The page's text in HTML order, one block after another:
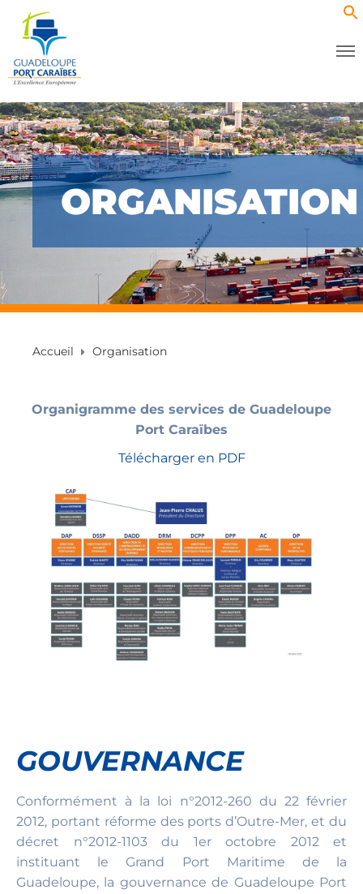
ORGANISATION
Accueil Organisation
Organigramme des services de Guadeloupe
Port Caraïbes
Télécharger en PDF
GOUVERNANCE
Conformément à la loi n°2012-260 du 22 février
2012, portant réforme des ports d’Outre-Mer, et du
décret n°2012-1103 du 1er octobre 2012 et
instituant le Grand Port Maritime de la
Guadeloupe, la gouvernance de Guadeloupe Port